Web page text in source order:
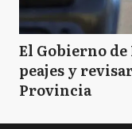
El Gobierno
peajes y
Provincia